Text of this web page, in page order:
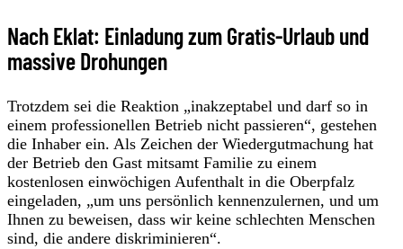
Nach Eklat: Einladung zum Gratis-Urlaub und
massive Drohungen
Trotzdem sei die Reaktion „inakzeptabel und darf so in
einem professionellen Betrieb nicht passieren“, gestehen
die Inhaber ein. Als Zeichen der Wiedergutmachung hat
der Betrieb den Gast mitsamt Familie zu einem
kostenlosen einwöchigen Aufenthalt in die Oberpfalz
eingeladen, „um uns persönlich kennenzulernen, und um
Ihnen zu beweisen, dass wir keine schlechten Menschen
sind, die andere diskriminieren“.